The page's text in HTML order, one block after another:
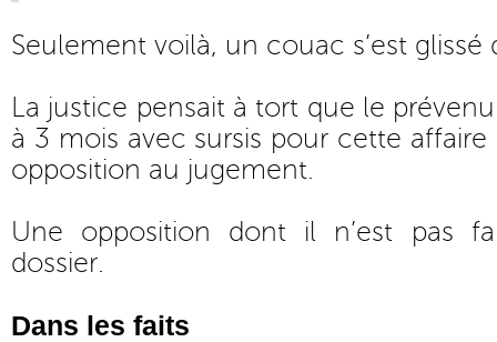
Seulement voilà, un couac s’est glissé
La justice pensait à tort que le
à 3 mois avec sursis pour cette
opposition au jugement.
Une opposition dont il n’est pas
dossier.
Dans les faits